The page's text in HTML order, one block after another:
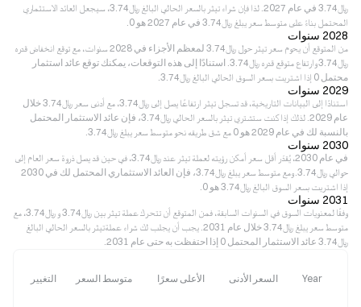
﷼‎3.74 في عام 2027. لذا فإن شراء تيثر بالسعر الحالي البالغ ﷼‎3.74، سيجعل العائد الاستثماري
المحتمل بناءً على متوسط سعر يبلغ ﷼‎3.74 في عام 2027 هو 0.
2028 سنوات
من المتوقع أن يحوم سعر تيثر حول ﷼‎3.74 لمعظم الأجزاء في 2028 سنوات، مع توقع انخفاض قدره
﷼‎3.74 وارتفاع متوقع قدره ﷼‎3.74. استنادًا إلى هذه التوقعات، يمكنك توقع عائد استثمار
محتمل 0 إذا اشتريت بسعر السوق الحالي البالغ ﷼‎3.74.
2029 سنوات
استنادًا إلى البيانات التاريخية، قد تسجل تيثر ارتفاعًا يصل إلى ﷼‎3.74، مع أدنى سعر ﷼‎3.74 خلال
عام 2029. لذلك إذا كنت ستشتري تيثر بالسعر الحالي ﷼‎3.74، فإن عائد الاستثمار المحتمل
بالنسبة لك في عام 2029 هو 0 مع شق طريقه نحو متوسط سعر يبلغ ﷼‎3.74.
2030 سنوات
في عام 2030، يُقدّر أقل سعر أمكن رؤيته لعملة تيثر عند ﷼‎3.74، في حين قد يصل ذروة سعر العام إلى
حوالي ﷼‎3.74. ومع متوسط سعر يبلغ ﷼‎3.74، فإن العائد الاستثماري المحتمل لك في 2030
إذا اشتريت بسعر السوق البالغ ﷼‎3.74 هو 0.
2031 سنوات
وفقًا لمعنويات السوق في السنوات السابقة، فمن المتوقع أن تتحرك عملة تيثر بين ﷼‎3.74 و ﷼‎3.74، مع
متوسط سعر يبلغ ﷼‎3.74 خلال عام 2031. يجب أن يجلب لك شراء عملةتيثر بالسعر الحالي البالغ
﷼‎3.74 عائد الاستثمار المحتمل 0 إذا احتفظت به حتى عام 2031.
Year السعر الأدنى الأعلى سعرًا متوسط السعر التغيير